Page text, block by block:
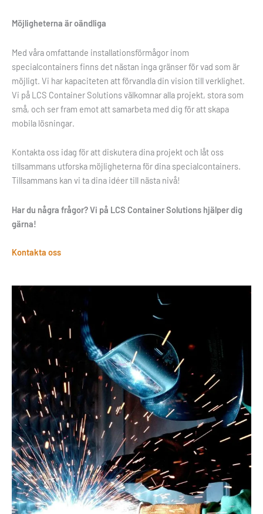
Möjligheterna är oändliga
Med våra omfattande installationsförmågor inom
specialcontainers finns det nästan inga gränser för vad som är
möjligt. Vi har kapaciteten att förvandla din vision till verklighet.
Vi på LCS Container Solutions välkomnar alla projekt, stora som
små, och ser fram emot att samarbeta med dig för att skapa
mobila lösningar.
Kontakta oss idag för att diskutera dina projekt och låt oss
tillsammans utforska möjligheterna för dina specialcontainers.
Tillsammans kan vi ta dina idéer till nästa nivå!
Har du några frågor? Vi på LCS Container Solutions hjälper dig
gärna!
Kontakta oss